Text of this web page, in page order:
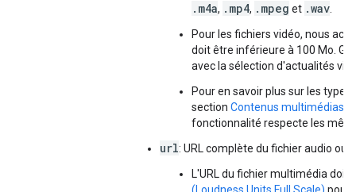
.m4a, .mp4, .mpeg et .wav
Pour les fichiers vidéo, nous
doit être inférieure à 100 Mo.
avec la sélection d'actualités
Pour en savoir plus sur les
section Contenus multimédias
fonctionnalité respecte les
url: URL complète du fichier audio ou
L'URL du fichier multimédia